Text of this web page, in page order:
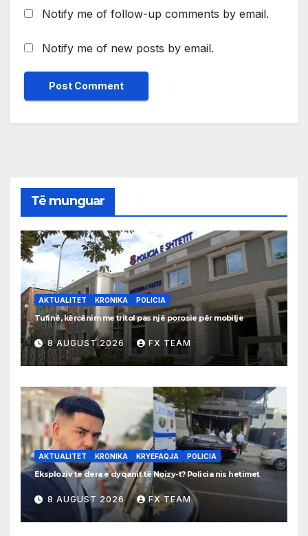
Notify me of follow-up comments by email.
Notify me of new posts by email.
Të munguar
AKTUALITET KRONIKA POLICIA
Tufinë, kërcënim me tritol pas një porosie për mobilje
8 AUGUST 2026 FX TEAM
AKTUALITET KRONIKA KRYEFAQJA POLICIA
Eksploziv te dera e dyqanit të Noizy-t? Policia nis hetimet
8 AUGUST 2026 FX TEAM